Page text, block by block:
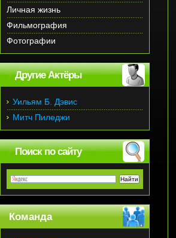
Личная жизнь
Фильмография
Фотографии
Другие Актёры
Уильям Б. Дэвис
Митч Пиледжи
Поиск по сайту
Команда